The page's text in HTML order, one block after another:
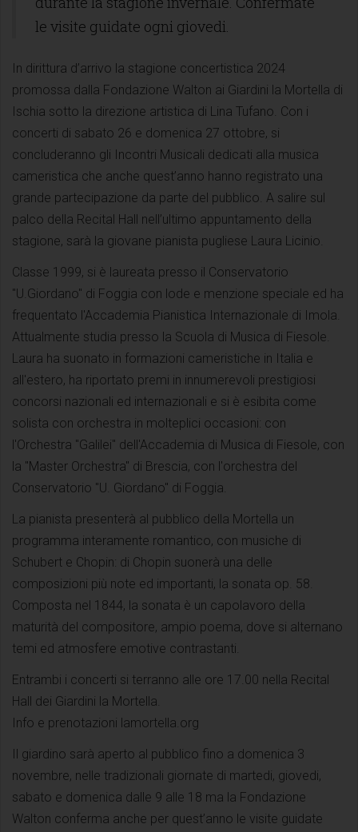
le visite guidate ogni giovedi.
In dirittura d’arrivo la stagione concertistica 2024
promossa dalla Fondazione Walton ai Giardini la Mortella di
Ischia sotto la direzione artistica di Lina Tufano. Con i
concerti di sabato 26 e domenica 27 ottobre, si
concluderanno gli Incontri Musicali dedicati alla musica
cameristica che anche quest’anno hanno registrato una
grande partecipazione da parte del pubblico. A salire sul
palco della Recital Hall nell’ultimo appuntamento della
stagione, sarà la giovane pianista pugliese Laura Licinio.
Classe 1999, si è laureata presso il Conservatorio
"U.Giordano" di Foggia con lode e menzione speciale ed ha
frequentato l'Accademia Pianistica Internazionale di Imola.
Attualmente studia presso la Scuola di Musica di Fiesole.
Laura ha suonato in formazioni cameristiche in Italia e
all'estero, ha riportato premi in innumerevoli prestigiosi
concorsi nazionali ed internazionali e si è esibita come
solista con orchestra in molteplici occasioni: con
l'Orchestra "Galilei" dell'Accademia di Musica di Fiesole, con
la "Master Orchestra" di Brescia, con l'orchestra del
Conservatorio "U. Giordano" di Foggia.
La pianista presenterà al pubblico della Mortella un
programma interamente romantico, con musiche di
Schubert e Chopin: di Chopin suonerà una delle
composizioni più note ed importanti, la sonata op. 58.
Composta nel 1844, la sonata è un capolavoro della
maturità del compositore, ampio poema, dove si alternano
temi ed atmosfere emotive contrastanti.
Entrambi i concerti si terranno alle ore 17.00 nella Recital
Hall dei Giardini la Mortella.
Info e prenotazioni lamortella.org
Il giardino sarà aperto al pubblico fino a domenica 3
novembre, nelle tradizionali giornate di martedi, giovedi,
sabato e domenica dalle 9 alle 18 ma la Fondazione
Walton conferma anche per quest’anno le visite guidate